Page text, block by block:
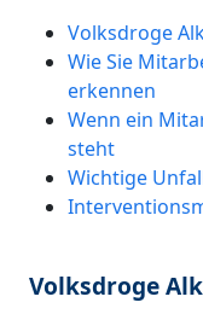
Volksdroge
Wie Sie
erkennen
Wenn ein
steht
Wichtige
Volksdroge